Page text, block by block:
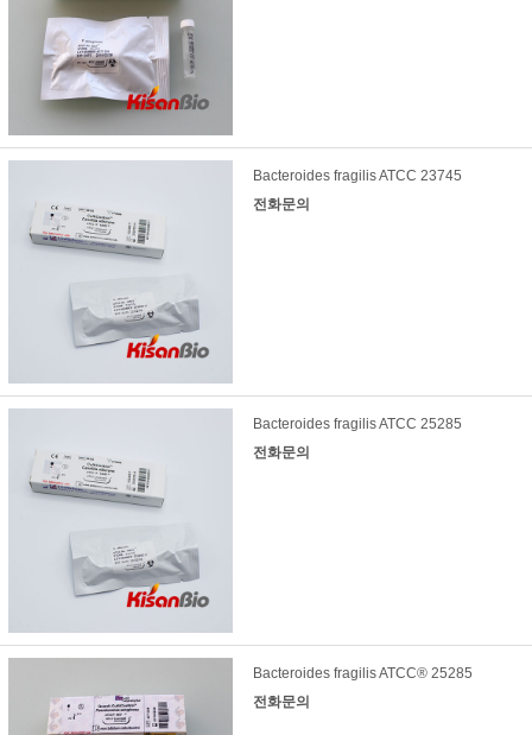
Bacteroides fragilis ATCC 23745
전화문의
Bacteroides fragilis ATCC 25285
전화문의
Bacteroides fragilis ATCC® 25285
전화문의